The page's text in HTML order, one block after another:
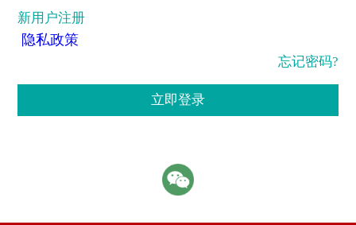
新用户注册
隐私政策
忘记密码?
立即登录